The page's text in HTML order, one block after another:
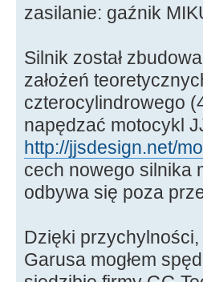
zasilanie: gaźnik
Silnik został
założeń
czterocylindrowego
napędzać motocykl
http://jjsdesign.net/
cech nowego silnika
odbywa się poza
Dzięki
Garusa mogłem